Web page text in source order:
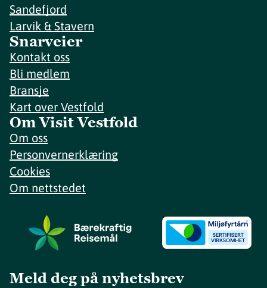
Sandefjord
Larvik & Stavern
Snarveier
Kontakt oss
Bli medlem
Bransje
Kart over Vestfold
Om Visit Vestfold
Om oss
Personvernerklæring
Cookies
Om nettstedet
Meld deg på nyhetsbrev